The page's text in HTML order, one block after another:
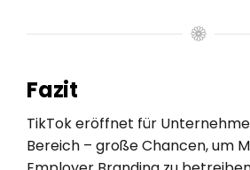
Fazit
TikTok eröffnet für
Bereich – große Chancen, um